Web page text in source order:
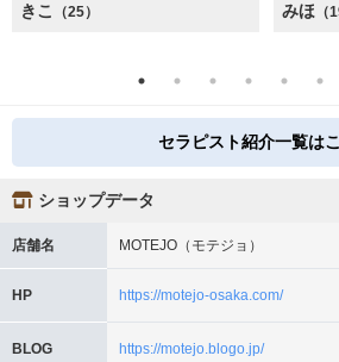
きこ （25） みほ （
セラピスト紹介一覧は
ショップデータ
店舗名 MOTEJO（モテジョ）
HP https://motejo-osaka.com/
BLOG https://motejo.blogo.jp/